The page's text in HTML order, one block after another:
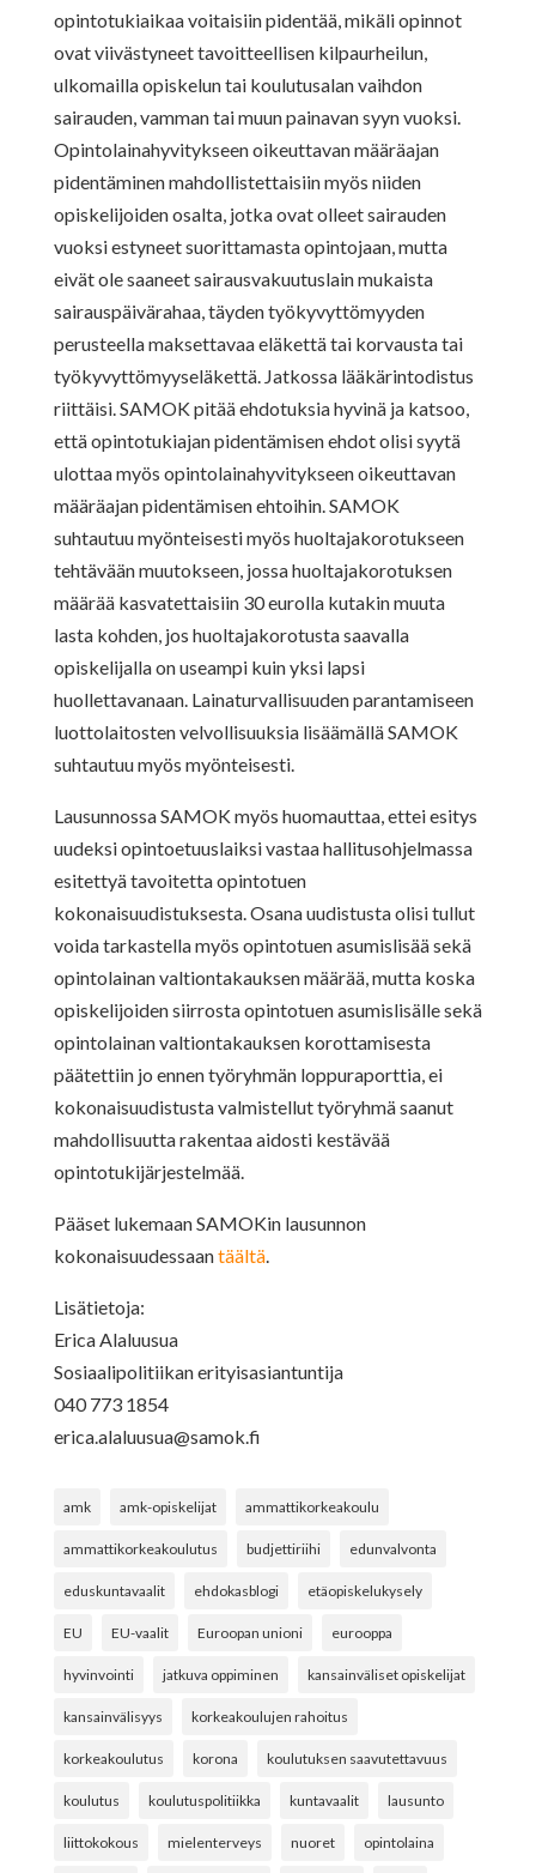
opintotukiaikaa voitaisiin pidentää, mikäli opinnot
ovat viivästyneet tavoitteellisen kilpaurheilun,
ulkomailla opiskelun tai koulutusalan vaihdon
sairauden, vamman tai muun painavan syyn vuoksi.
Opintolainahyvitykseen oikeuttavan määräajan
pidentäminen mahdollistettaisiin myös niiden
opiskelijoiden osalta, jotka ovat olleet sairauden
vuoksi estyneet suorittamasta opintojaan, mutta
eivät ole saaneet sairausvakuutuslain mukaista
sairauspäivärahaa, täyden työkyvyttömyyden
perusteella maksettavaa eläkettä tai korvausta tai
työkyvyttömyyseläkettä. Jatkossa lääkärintodistus
riittäisi. SAMOK pitää ehdotuksia hyvinä ja katsoo,
että opintotukiajan pidentämisen ehdot olisi syytä
ulottaa myös opintolainahyvitykseen oikeuttavan
määräajan pidentämisen ehtoihin. SAMOK
suhtautuu myönteisesti myös huoltajakorotukseen
tehtävään muutokseen, jossa huoltajakorotuksen
määrää kasvatettaisiin 30 eurolla kutakin muuta
lasta kohden, jos huoltajakorotusta saavalla
opiskelijalla on useampi kuin yksi lapsi
huollettavanaan. Lainaturvallisuuden parantamiseen
luottolaitosten velvollisuuksia lisäämällä SAMOK
suhtautuu myös myönteisesti.
Lausunnossa SAMOK myös huomauttaa, ettei esitys
uudeksi opintoetuuslaiksi vastaa hallitusohjelmassa
esitettyä tavoitetta opintotuen
kokonaisuudistuksesta. Osana uudistusta olisi tullut
voida tarkastella myös opintotuen asumislisää sekä
opintolainan valtiontakauksen määrää, mutta koska
opiskelijoiden siirrosta opintotuen asumislisälle sekä
opintolainan valtiontakauksen korottamisesta
päätettiin jo ennen työryhmän loppuraporttia, ei
kokonaisuudistusta valmistellut työryhmä saanut
mahdollisuutta rakentaa aidosti kestävää
opintotukijärjestelmää.
Pääset lukemaan SAMOKin lausunnon
kokonaisuudessaantäältä.
Lisätietoja:
Erica Alaluusua
Sosiaalipolitiikan erityisasiantuntija
040 773 1854
erica.alaluusua@samok.fi
amk amk-opiskelijat ammattikorkeakoulu
ammattikorkeakoulutus budjettiriihi edunvalvonta
eduskuntavaalit ehdokasblogi etäopiskelukysely
EU EU-vaalit Euroopan unioni eurooppa
hyvinvointi jatkuva oppiminen kansainväliset opiskelijat
kansainvälisyys korkeakoulujen rahoitus
korkeakoulutus korona koulutuksen saavutettavuus
koulutus koulutuspolitiikka kuntavaalit lausunto
liittokokous mielenterveys nuoret opintolaina